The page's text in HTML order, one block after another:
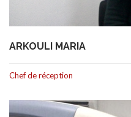
ARKOULI MARIA
Chef de réception